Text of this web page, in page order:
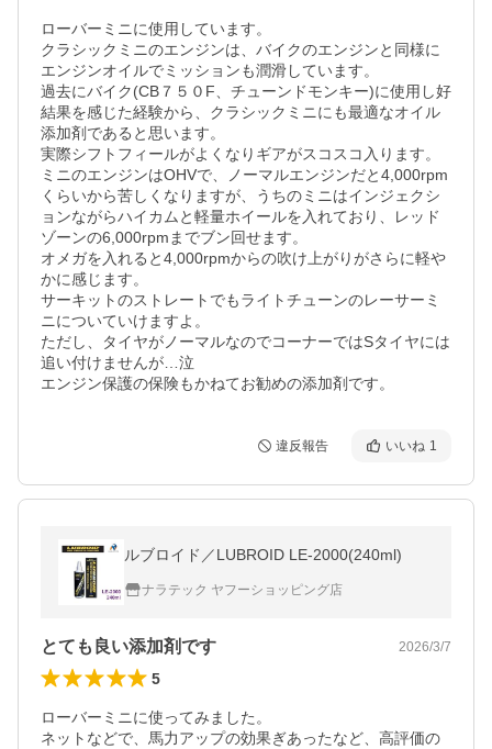
ローバーミニに使用しています。
クラシックミニのエンジンは、バイクのエンジンと同様に
エンジンオイルでミッションも潤滑しています。
過去にバイク(CB７５０F、チューンドモンキー)に使用し好
結果を感じた経験から、クラシックミニにも最適なオイル
添加剤であると思います。
実際シフトフィールがよくなりギアがスコスコ入ります。
ミニのエンジンはOHVで、ノーマルエンジンだと4,000rpm
くらいから苦しくなりますが、うちのミニはインジェクシ
ョンながらハイカムと軽量ホイールを入れており、レッド
ゾーンの6,000rpmまでブン回せます。
オメガを入れると4,000rpmからの吹け上がりがさらに軽や
かに感じます。
サーキットのストレートでもライトチューンのレーサーミ
ニについていけますよ。
ただし、タイヤがノーマルなのでコーナーではSタイヤには
追い付けませんが…泣
エンジン保護の保険もかねてお勧めの添加剤です。
違反報告 いいね 1
ルブロイド／LUBROID LE-2000(240ml)
ナラテック ヤフーショッピング店
とても良い添加剤です 2026/3/7
5
ローバーミニに使ってみました。
ネットなどで、馬力アップの効果ぎあったなど、高評価の